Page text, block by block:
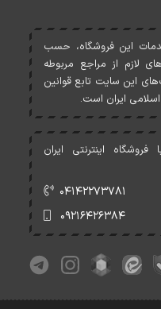
اين فروشگاه، حسب
لازم از مراجع مربوطه
اين سايت تابع قوانين
ايران است.
اینترنتی ایران
۰۴۱۴۲۲۷۳۷۸۱
۰۹۲۱۶۴۲۶۳۸۴